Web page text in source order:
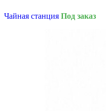
Чайная станция Под заказ